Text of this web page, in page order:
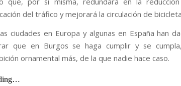
del tráfico y mejorará la circulación de
ciudades en Europa y algunas en España han
que en Burgos se haga cumplir y se
ornamental más, de la que nadie hace caso.